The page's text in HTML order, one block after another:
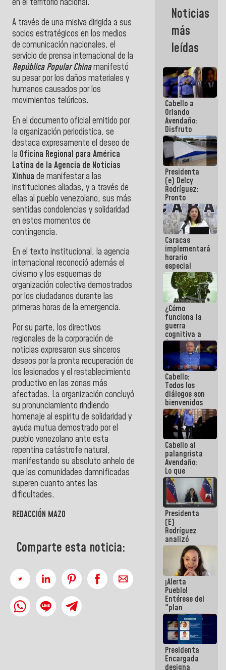
en el territorio nacional.
A través de una misiva dirigida a sus
socios estratégicos en los medios
de comunicación nacionales, el
servicio de prensa internacional de la
República Popular Chinamanifestó
su pesar por los daños materiales y
humanos causados por los
movimientos telúricos.
En el documento oficial emitido por
la organización periodística, se
destaca expresamente el deseo de
la Oficina Regional para América
Latina de la Agencia de Noticias
Xinhua de manifestar a las
instituciones aliadas, y a través de
ellas al pueblo venezolano, sus más
sentidas condolencias y solidaridad
en estos momentos de
contingencia.
En el texto institucional, la agencia
internacional reconoció además el
civismo y los esquemas de
organización colectiva demostrados
por los ciudadanos durante las
primeras horas de la emergencia.
Por su parte, los directivos
regionales de la corporación de
noticias expresaron sus sinceros
deseos por la pronta recuperación de
los lesionados y el restablecimiento
productivo en las zonas más
afectadas. La organización concluyó
su pronunciamiento rindiendo
homenaje al espíritu de solidaridad y
ayuda mutua demostrado por el
pueblo venezolano ante esta
repentina catástrofe natural,
manifestando su absoluto anhelo de
que las comunidades damnificadas
superen cuanto antes las
dificultades.
REDACCIÓN MAZO
Comparte esta noticia:
campeona
frente
México Sub
23 en los
Centroamericanos
Noticias
más
leídas
Cabello a
Orlando
Avendaño:
Disfruto
cada vez
que escribes
porque lo
que haces
es
embarrarla
Presidenta
(e) Delcy
Rodríguez:
Pronto
restableceremos
las
operaciones
en el
Aeropuerto
Internacional
de
Maiquetía
Caracas
implementará
horario
especial
para
adaptarse
al plan de
ahorro
energético
¿Cómo
funciona la
guerra
cognitiva a
favor de la
narrativa
hegemónica?
(1)
Cabello:
Todos los
diálogos son
bienvenidos
siempre que
estén en el
marco de la
Constitución
de la
República
Cabello al
palangrista
Avendaño:
Lo que
vayas a
escribir
hazlo hoy
por que no
sabemos si
la semana
que viene
hay
programa
Presidenta
(E)
Rodríguez
analizó
junto a
gobernadores
planes de
recuperación
del Sistema
Eléctrico
Nacional
¡Alerta
Pueblo!
Entérese del
"plan
enjambre"
de La Sayo
para
sabotear el
diálogo y
promover el
Presidenta
Encargada
designa